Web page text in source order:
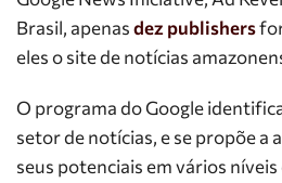
Brasil, apenasdez publishers
eles o site de notícias
O programa do Google
setor de notícias, e se propõe a
seus potenciais em vários